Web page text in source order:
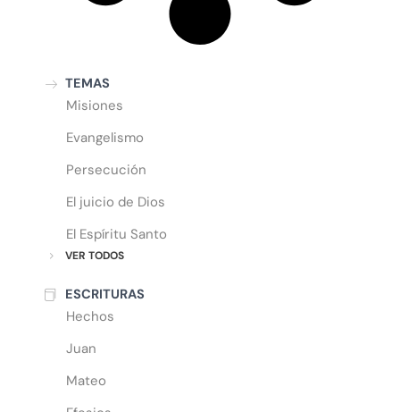
TEMAS
Misiones
Evangelismo
Persecución
El juicio de Dios
El Espíritu Santo
VER TODOS
ESCRITURAS
Hechos
Juan
Mateo